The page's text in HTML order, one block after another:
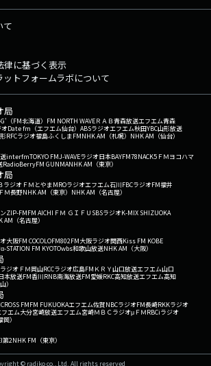
て
律に基づく表示
トフォームラボについて
局
（FM北海道） FM NORTH WAVEＲＡＢ青森放送エフエム青森
Date fm（エフエム仙台） ABSラジオエフエム秋田YBC山形放送
RFCラジオ福島ふくしまFMNHK AM（札幌） NHK AM（仙台）
interfmTOKYO FMJ-WAVEラジオ日本BAYFM78NACK5 ＦＭヨコハマ
RadioBerryFM GUNMANHK AM（東京）
局
ラジオ ＦＭとやまMROラジオエフエム石川FBCラジオFM福井
ＦＭ長野NHK AM（東京） NHK AM（名古屋）
ZIP-FMFM AICHI ＦＭ ＧＩＦＵ SBSラジオK-MIX SHIZUOKA
AM（名古屋）
大阪FM COCOLOFM802FM大阪ラジオ関西Kiss FM KOBE
α-STATION FM KYOTOwbs和歌山放送NHK AM（大阪）
ジオ ＦＭ岡山RCCラジオ広島FM ＫＲＹ山口放送エフエム山口
本放送FM香川RNB南海放送FM愛媛RKC高知放送エフエム高知
）
CROSS FMFM FUKUOKAエフエム佐賀NBCラジオFM長崎RKKラジオ
フエム大分宮崎放送エフエム宮崎ＭＢＣラジオμＦＭRBCiラジオ
）
第2NHK FM（東京）
© radiko co., Ltd. All rights reserved